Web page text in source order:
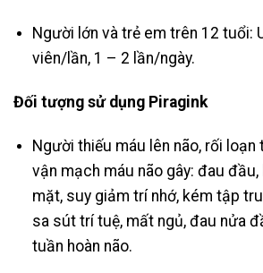
Người lớn và trẻ em trên 12 tuổi:
viên/lần, 1 – 2 lần/ngày.
Đối tượng sử dụng Piragink
Người thiếu máu lên não, rối loạn
vận mạch máu não gây: đau
mặt, suy giảm trí nhớ, kém tập
sa sút trí tuệ, mất ngủ, đau nửa
tuần hoàn não.